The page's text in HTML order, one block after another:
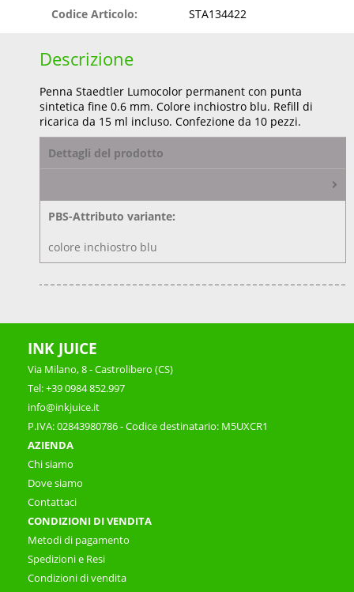
Codice Articolo:
STA134422
Descrizione
Penna Staedtler Lumocolor permanent con punta
sintetica fine 0.6 mm. Colore inchiostro blu. Refill di
ricarica da 15 ml incluso. Confezione da 10 pezzi.
Dettagli del prodotto
PBS-Attributo variante:
colore inchiostro blu
INK JUICE
Via Milano, 8 - Castrolibero (CS)
Tel: +39 0984 852.997
info@inkjuice.it
P.IVA: 02843980786 - Codice destinatario: M5UXCR1
AZIENDA
Chi siamo
Dove siamo
Contattaci
CONDIZIONI DI VENDITA
Metodi di pagamento
Spedizioni e Resi
Condizioni di vendita